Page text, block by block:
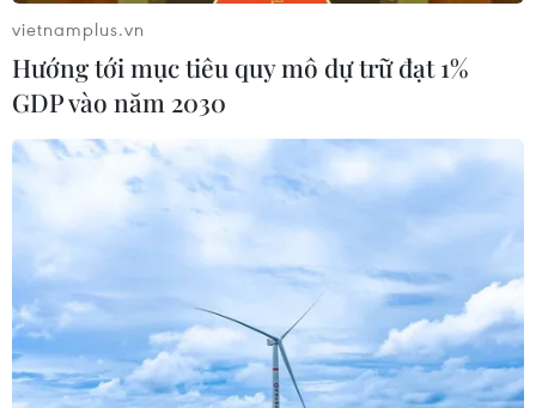
vietnamplus.vn
Hướng tới mục tiêu quy mô dự trữ đạt 1%
GDP vào năm 2030